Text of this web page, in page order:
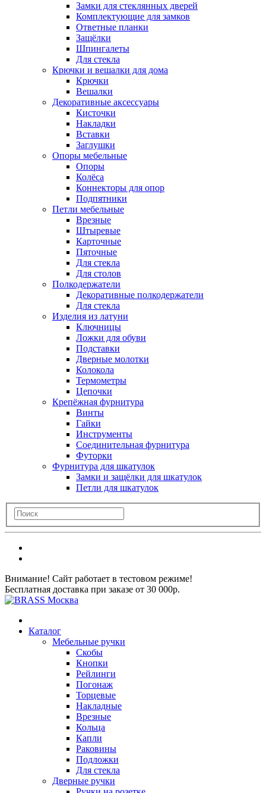
Замки для стеклянных дверей
Комплектующие для замков
Ответные планки
Защёлки
Шпингалеты
Для стекла
Крючки и вешалки для дома
Крючки
Вешалки
Декоративные аксессуары
Кисточки
Накладки
Вставки
Заглушки
Опоры мебельные
Опоры
Колёса
Коннекторы для опор
Подпятники
Петли мебельные
Врезные
Штыревые
Карточные
Пяточные
Для стекла
Для столов
Полкодержатели
Декоративные полкодержатели
Для стекла
Изделия из латуни
Ключницы
Ложки для обуви
Подставки
Дверные молотки
Колокола
Термометры
Цепочки
Крепёжная фурнитура
Винты
Гайки
Инструменты
Соединительная фурнитура
Футорки
Фурнитура для шкатулок
Замки и защёлки для шкатулок
Петли для шкатулок
Внимание! Сайт работает в тестовом режиме!
Бесплатная доставка при заказе от 30 000р.
Каталог
Мебельные ручки
Скобы
Кнопки
Рейлинги
Погонаж
Торцевые
Накладные
Врезные
Кольца
Капли
Раковины
Подложки
Для стекла
Дверные ручки